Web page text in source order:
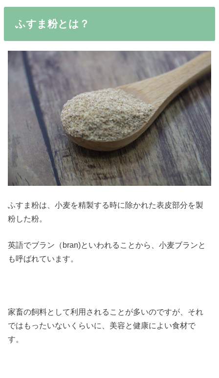
ふすま粉とは？
ふすま粉は、小麦を精製する時に除かれた表皮部分を製
粉した粉。
英語でブラン（bran)といわれることから、小麦ブランと
も呼ばれています。
家畜の飼料として利用されることが多いのですが、それ
ではもったいないくらいに、美容と健康によい食材で
す。